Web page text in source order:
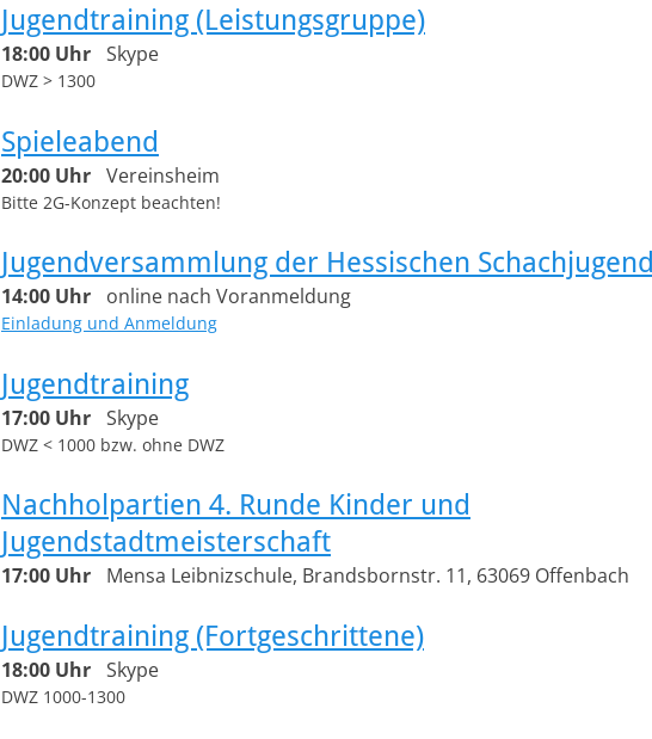
Jugendtraining (Leistungsgruppe)
18:00 Uhr Skype
DWZ > 1300
Spieleabend
20:00 Uhr Vereinsheim
Bitte 2G-Konzept beachten!
Jugendversammlung der Hessischen Schachjugend
14:00 Uhr online nach Voranmeldung
Einladung und Anmeldung
Jugendtraining
17:00 Uhr Skype
DWZ < 1000 bzw. ohne DWZ
Nachholpartien 4. Runde Kinder und
Jugendstadtmeisterschaft
17:00 Uhr Mensa Leibnizschule, Brandsbornstr. 11, 63069 Offenbach
Jugendtraining (Fortgeschrittene)
18:00 Uhr Skype
DWZ 1000-1300